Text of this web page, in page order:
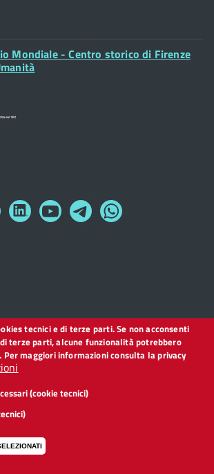
Certificata
Mondiale - Centro storico di Firenze
Collegamento
a
Collegamento
a
Collegamento
a
Collegamento
a
Collegamento
a
tecnici e di terze parti. Se non acconsenti
terze parti, alcune funzionalità potrebbero
Per maggiori informazioni consulta la privacy
(cookie tecnici)